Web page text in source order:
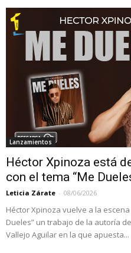
Lanzamientos
Héctor Xpinoza está
con el tema “Me
Leticia Zárate - 08/06/2026
Héctor Xpinoza vuelve a la escena
Dueles” un trabajo de la autoría
Vallejo Aguilar en la que apuesta...